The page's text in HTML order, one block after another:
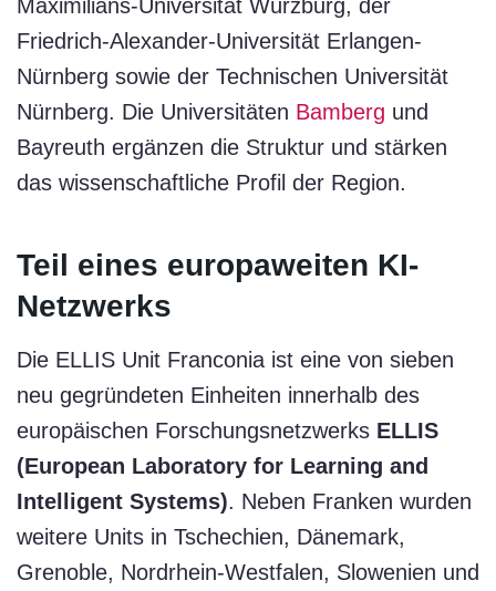
Maximilians-Universität Würzburg, der
Friedrich-Alexander-Universität Erlangen-
Nürnberg sowie der Technischen Universität
Nürnberg. Die Universitäten Bamberg und
Bayreuth ergänzen die Struktur und stärken
das wissenschaftliche Profil der Region.
Teil eines europaweiten KI-
Netzwerks
Die ELLIS Unit Franconia ist eine von sieben
neu gegründeten Einheiten innerhalb des
europäischen Forschungsnetzwerks ELLIS
(European Laboratory for Learning and
Intelligent Systems). Neben Franken wurden
weitere Units in Tschechien, Dänemark,
Grenoble, Nordrhein-Westfalen, Slowenien und